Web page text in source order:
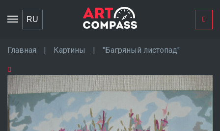
Toggle
navigation
RU
Главная | Картины | "Багряный листопад"